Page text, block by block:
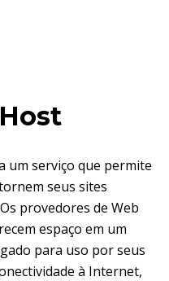
um serviço que permite
seus sites
provedores de Web
espaço em um
para uso por seus
à Internet,